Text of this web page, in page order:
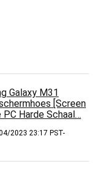
Galaxy M31
[Screen
Harde Schaal…
2023 23:17 PST-